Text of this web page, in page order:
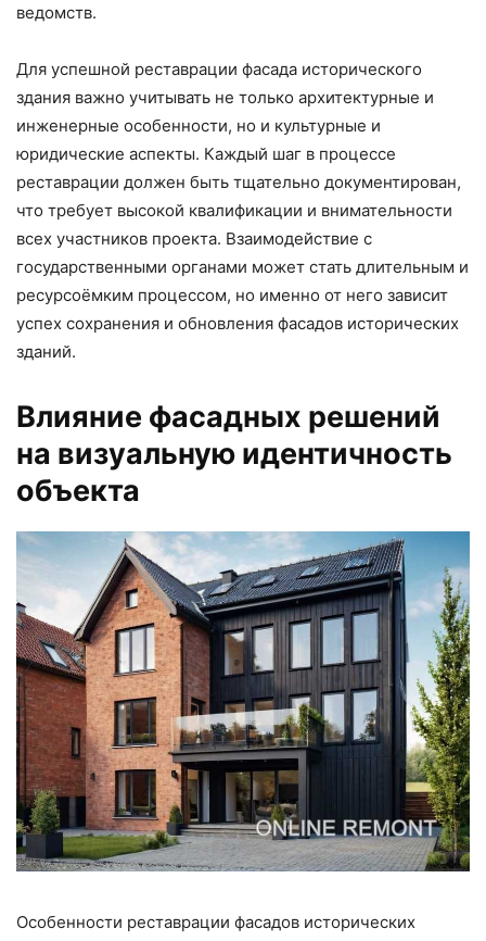
ведомств.
Для успешной реставрации фасада исторического
здания важно учитывать не только архитектурные и
инженерные особенности, но и культурные и
юридические аспекты. Каждый шаг в процессе
реставрации должен быть тщательно документирован,
что требует высокой квалификации и внимательности
всех участников проекта. Взаимодействие с
государственными органами может стать длительным и
ресурсоёмким процессом, но именно от него зависит
успех сохранения и обновления фасадов исторических
зданий.
Влияние фасадных решений
на визуальную идентичность
объекта
Особенности реставрации фасадов исторических